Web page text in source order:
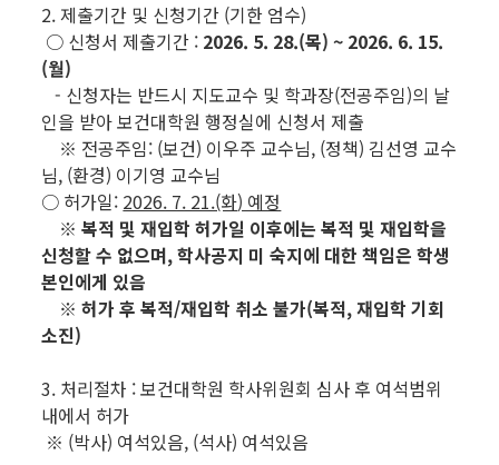
2. 제출기간 및 신청기간 (기한 엄수)
○ 신청서 제출기간 : 2026. 5. 28.(목) ~ 2026. 6. 15.
(월)
- 신청자는 반드시 지도교수 및 학과장(전공주임)의 날
인을 받아 보건대학원 행정실에 신청서 제출
※ 전공주임: (보건) 이우주 교수님, (정책) 김선영 교수
님, (환경) 이기영 교수님
○ 허가일: 2026. 7. 21.(화) 예정
※ 복적 및 재입학 허가일 이후에는 복적 및 재입학을
신청할 수 없으며,학사공지 미 숙지에 대한 책임은 학생
본인에게 있음
※ 허가 후 복적/재입학 취소 불가(복적, 재입학 기회
소진)
3. 처리절차 : 보건대학원 학사위원회 심사 후 여석범위
내에서 허가
※ (박사) 여석있음, (석사) 여석있음